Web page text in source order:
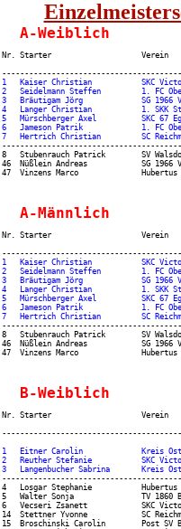
  A-Weiblich
Nr. Starter                    Verein
1   Kaiser Christian           SKC
2   Seidelmann Steffen         1. FC
3   Bräutigam Jörg             SG
4   Langer Christian           1. SKK
5   Mürschberger Axel          SKC 67
6   Jameson Patrik             1. FC
8   Stubenrauch Patrick        SV
46  Nüßlein Andreas            SG
  A-Männlich
Nr. Starter                    Verein
1   Kaiser Christian           SKC
2   Seidelmann Steffen         1. FC
3   Bräutigam Jörg             SG
4   Langer Christian           1. SKK
5   Mürschberger Axel          SKC 67
6   Jameson Patrik             1. FC
8   Stubenrauch Patrick        SV
46  Nüßlein Andreas            SG
  B-Weiblich
Nr. Starter                    Verein
1   Eitner Carolin             Kreis
2   Reuther Stefanie           SKC
4   Losgar Stephanie
5   Walter Sonja               TV 1860
6   Vecseri Zsanett            SKC
14  Stettner Yvonne            SC
15  Broschinski Carolin        Post